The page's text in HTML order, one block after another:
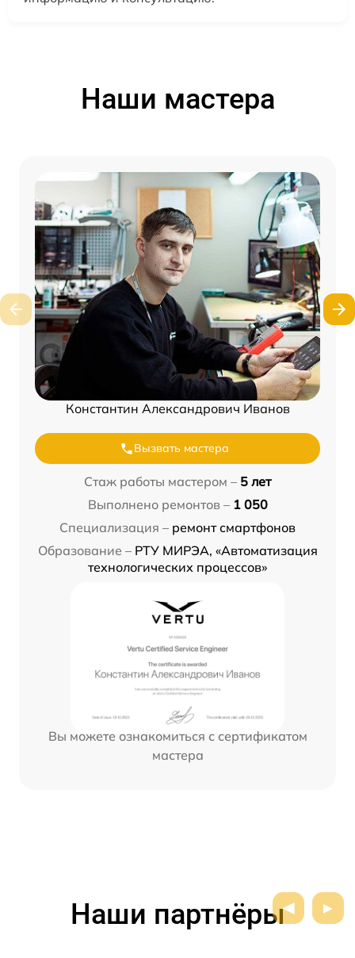
Наши мастера
Константин Александрович Иванов
Вызвать мастера
Стаж работы мастером – 5 лет
Выполнено ремонтов – 1 050
Специализация – ремонт смартфонов
Образование – РТУ МИРЭА, «Автоматизация
технологических процессов»
Вы можете ознакомиться с сертификатом
мастера
Наши партнёры